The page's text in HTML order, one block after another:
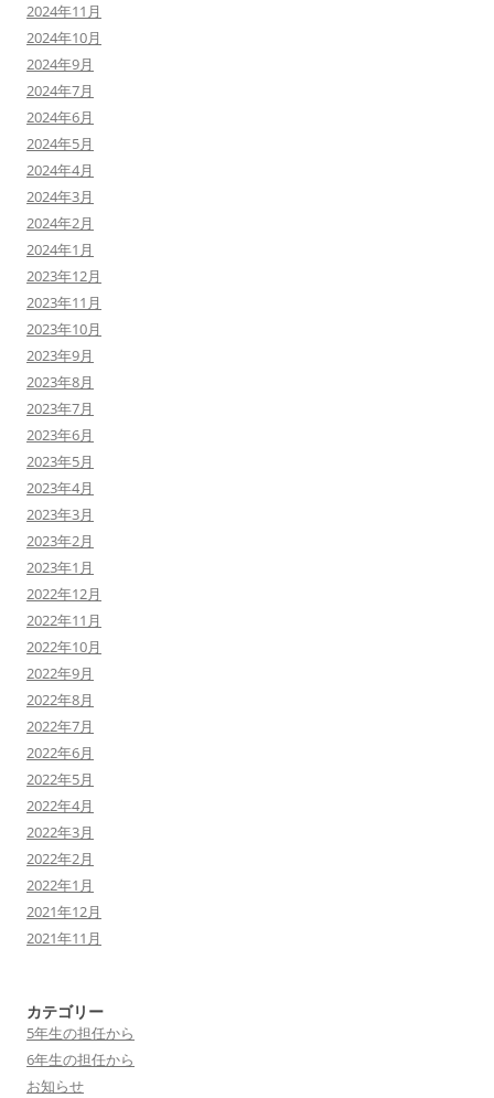
2024年11月
2024年10月
2024年9月
2024年7月
2024年6月
2024年5月
2024年4月
2024年3月
2024年2月
2024年1月
2023年12月
2023年11月
2023年10月
2023年9月
2023年8月
2023年7月
2023年6月
2023年5月
2023年4月
2023年3月
2023年2月
2023年1月
2022年12月
2022年11月
2022年10月
2022年9月
2022年8月
2022年7月
2022年6月
2022年5月
2022年4月
2022年3月
2022年2月
2022年1月
2021年12月
2021年11月
カテゴリー
5年生の担任から
6年生の担任から
お知らせ